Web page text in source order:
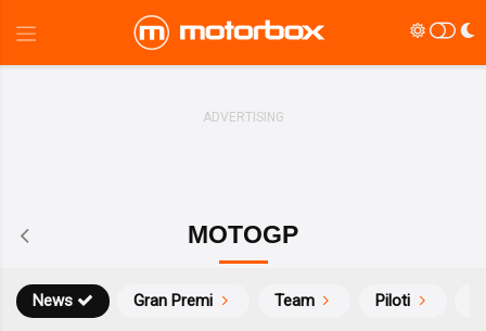
MOTOGP
News Gran Premi Team Piloti